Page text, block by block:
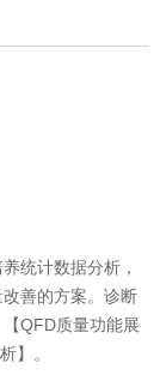
统计数据分析，
善的方案。诊断
QFD质量功能展
】。